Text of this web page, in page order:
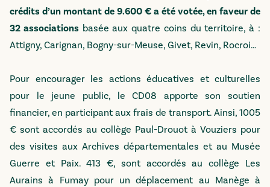
crédits d’un montant de 9.600 € a été votée, en faveur de
32 associations basée aux quatre coins du territoire, à :
Attigny, Carignan, Bogny-sur-Meuse, Givet, Revin, Rocroi…
Pour encourager les actions éducatives et culturelles
pour le jeune public, le CD08 apporte son soutien
financier, en participant aux frais de transport. Ainsi, 1005
€ sont accordés au collège Paul-Drouot à Vouziers pour
des visites aux Archives départementales et au Musée
Guerre et Paix. 413 €, sont accordés au collège Les
Aurains à Fumay pour un déplacement au Manège à